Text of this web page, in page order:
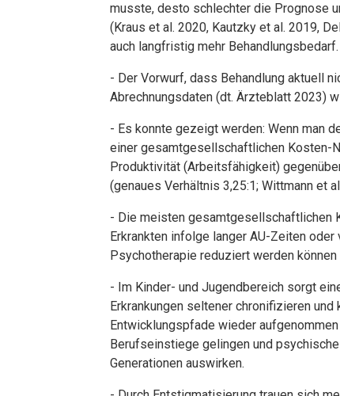
musste, desto schlechter die Prognose
(Kraus et al. 2020, Kautzky et al. 2019,
auch langfristig mehr Behandlungsbedarf.
- Der Vorwurf, dass Behandlung aktuell
Abrechnungsdaten (dt. Ärzteblatt 2023)
- Es konnte gezeigt werden: Wenn man
einer gesamtgesellschaftlichen Kosten-
Produktivität (Arbeitsfähigkeit)
(genaues Verhältnis 3,25:1; Wittmann et
- Die meisten gesamtgesellschaftlichen
Erkrankten infolge langer AU-Zeiten
Psychotherapie reduziert werden können
- Im Kinder- und Jugendbereich sorgt
Erkrankungen seltener chronifizieren
Entwicklungspfade wieder
Berufseinstiege gelingen und
Generationen auswirken.